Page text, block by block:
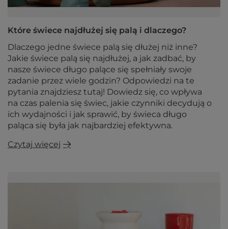
Które świece najdłużej się palą i dlaczego?
Dlaczego jedne świece palą się dłużej niż inne?
Jakie świece palą się najdłużej, a jak zadbać, by
nasze świece długo palące się spełniały swoje
zadanie przez wiele godzin? Odpowiedzi na te
pytania znajdziesz tutaj! Dowiedz się, co wpływa
na czas palenia się świec, jakie czynniki decydują o
ich wydajności i jak sprawić, by świeca długo
paląca się była jak najbardziej efektywna.
Czytaj więcej